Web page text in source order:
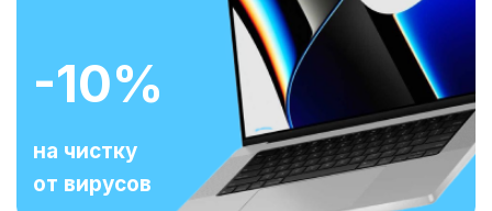
-10%
на чистку
от вирусов